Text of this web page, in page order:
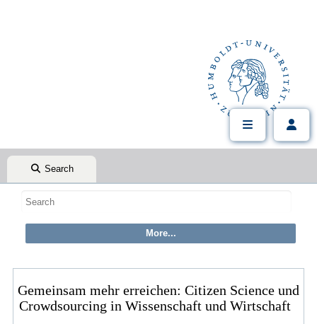
Search
Gemeinsam mehr erreichen: Citizen Science und
Crowdsourcing in Wissenschaft und Wirtschaft